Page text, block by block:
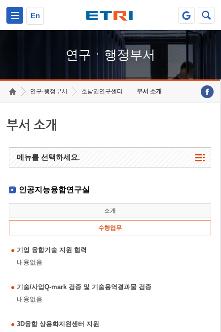
En
연구ㆍ행정부서
연구·행정부서 호남권연구센터 부서 소개
부서 소개
메뉴를 선택하세요.
인공지능융합연구실
소개
수행업무
기업 융합기술 지원 협력
내용없음
기술/사업Q-mark 검증 및 기술용역결과물 검증
내용없음
3D융합 상용화지원센터 지원